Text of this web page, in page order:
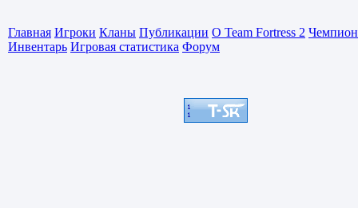
Главная Игроки Кланы Публикации О Team Fortress 2
Инвентарь Игровая статистика Форум